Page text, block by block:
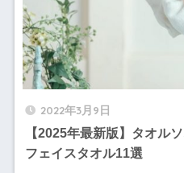
2022年3月9日
【2025年最新版】タオル
フェイスタオル11選